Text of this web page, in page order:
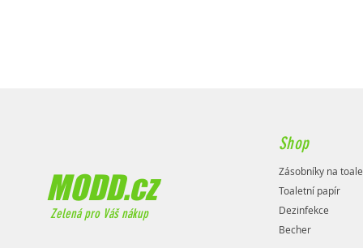
Zelená pro Váš nákup
MODD.cz
Shop
Zásobníky na
Toaletní papír
Dezinfekce
Becher